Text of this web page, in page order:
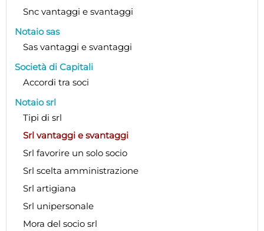
Snc vantaggi e svantaggi
Notaio sas
Sas vantaggi e svantaggi
Società di Capitali
Accordi tra soci
Notaio srl
Tipi di srl
Srl vantaggi e svantaggi
Srl favorire un solo socio
Srl scelta amministrazione
Srl artigiana
Srl unipersonale
Mora del socio srl